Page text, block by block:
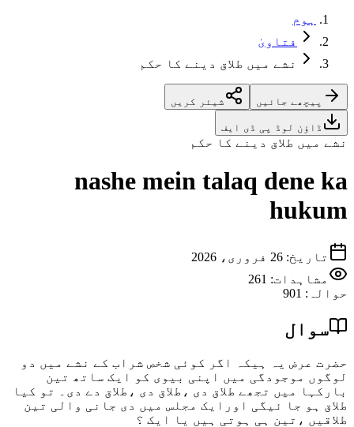
ہوم
فتاویٰ
نشے میں طلاق دینے کا حکم
پیچھے جائیں شیئر کریں
ڈاؤن لوڈ پی ڈی ایف
نشے میں طلاق دینے کا حکم
nashe mein talaq dene ka
hukum
تاریخ: 26 فروری، 2026
مشاہدات: 261
حوالہ :
901
سوال
حضرت عرض یہ ہیکہ اگر کوئی شخص شراب کے نشے میں دو
لوگوں موجودگی میں اپنی بیوی کو ایک ساتھ تین
بارکہا میں تجھے طلاق دی ،طلاق دی ،طلاق دے دی۔ تو کیا
طلاق ہو جا ئیگی اورایک مجلس میں دی جانی والی تین
طلاقیں ،تین ہی ہوتی ہیں یا ایک ؟